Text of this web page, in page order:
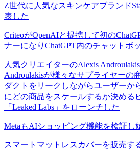
Z世代に人気なスキンケアブランド
表した
CriteoがOpenAIと提携して初の
ナーになりChatGPT内のチャットボ
人気クリエイターのAlexis
Androulakisが様々なサプライヤーの
ダクトをリークしながらユーザーか
にどの商品をスケールするか決める
「Leaked Labs」をローンチした
MetaもAIショッピング機能を検証し
スマートマットレスカバーを販売す